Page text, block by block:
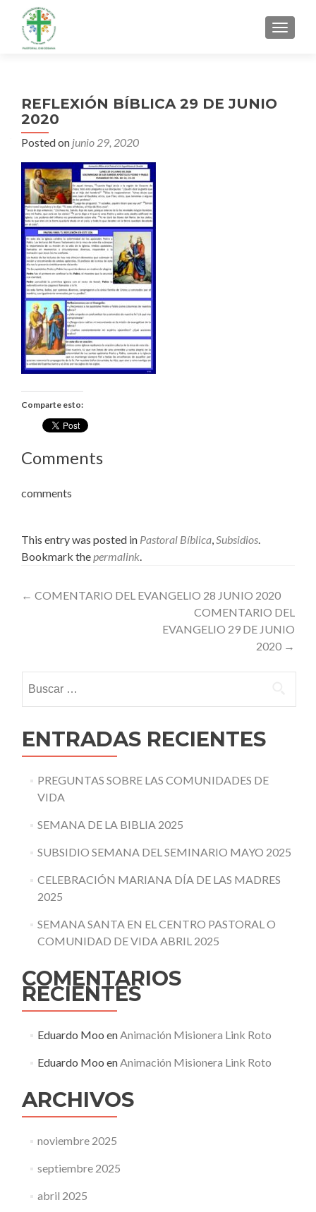
MENU
REFLEXIÓN BÍBLICA 29 DE JUNIO
2020
Posted on junio 29, 2020
Comparte esto:
Comments
comments
This entry was posted in Pastoral Bíblica,Subsidios.
Bookmark thepermalink.
Post
← COMENTARIO DEL EVANGELIO 28 JUNIO 2020
COMENTARIO DEL
EVANGELIO 29 DE JUNIO
2020 →
ENTRADAS RECIENTES
PREGUNTAS SOBRE LAS COMUNIDADES DE
VIDA
SEMANA DE LA BIBLIA 2025
SUBSIDIO SEMANA DEL SEMINARIO MAYO 2025
CELEBRACIÓN MARIANA DÍA DE LAS MADRES
2025
SEMANA SANTA EN EL CENTRO PASTORAL O
COMUNIDAD DE VIDA ABRIL 2025
COMENTARIOS
RECIENTES
Eduardo Moo enAnimación Misionera Link Roto
Eduardo Moo enAnimación Misionera Link Roto
ARCHIVOS
noviembre 2025
septiembre 2025
abril 2025